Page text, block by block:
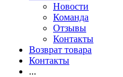
Новости
Команда
Отзывы
Контакты
Возврат товара
Контакты
...